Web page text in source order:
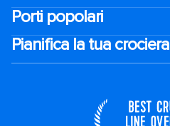
Porti popolari
Pianifica la tua crociera